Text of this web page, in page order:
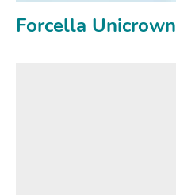
Forcella Unicrown